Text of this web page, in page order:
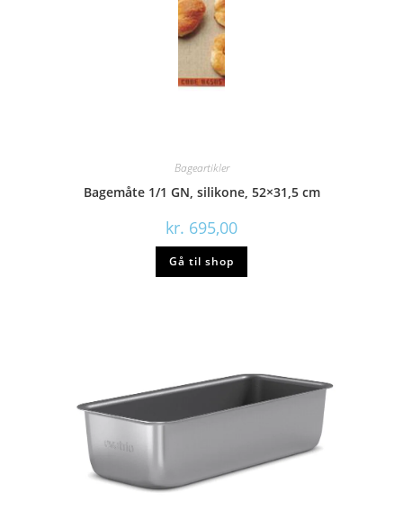
Bageartikler
Bagemåte 1/1 GN, silikone, 52×31,5 cm
kr. 695,00
Gå til shop